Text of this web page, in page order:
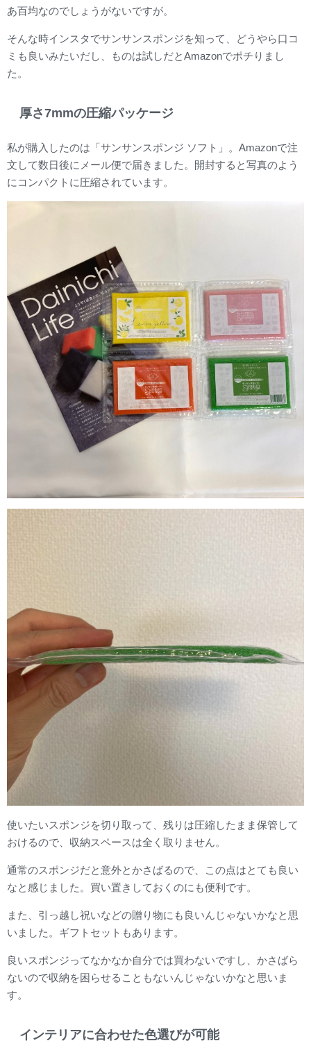
あ百均なのでしょうがないですが。
そんな時インスタでサンサンスポンジを知って、どうやら口コ
ミも良いみたいだし、ものは試しだとAmazonでポチりまし
た。
厚さ7mmの圧縮パッケージ
私が購入したのは「サンサンスポンジ ソフト」。Amazonで注
文して数日後にメール便で届きました。開封すると写真のよう
にコンパクトに圧縮されています。
使いたいスポンジを切り取って、残りは圧縮したまま保管して
おけるので、収納スペースは全く取りません。
通常のスポンジだと意外とかさばるので、この点はとても良い
なと感じました。買い置きしておくのにも便利です。
また、引っ越し祝いなどの贈り物にも良いんじゃないかなと思
いました。ギフトセットもあります。
良いスポンジってなかなか自分では買わないですし、かさばら
ないので収納を困らせることもないんじゃないかなと思いま
す。
インテリアに合わせた色選びが可能